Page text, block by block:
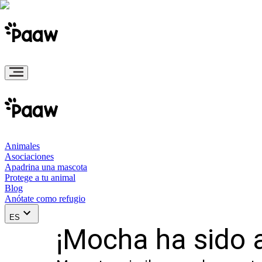
Animales
Asociaciones
Apadrina una mascota
Protege a tu animal
Blog
Anótate como refugio
ES
¡Mocha ha sido